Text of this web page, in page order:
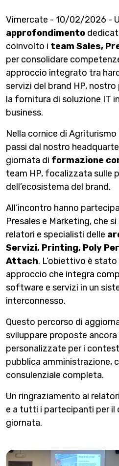
Vimercate - 10/02/2026 -
approfondimento
coinvolto i team Sales,
per consolidare
approccio integrato tra
servizi del brand HP,
la fornitura di soluzione IT
business.
Nella cornice di Agriturismo
passi dal nostro
giornata di formazione
team HP, focalizzata sulle
dell’ecosistema del brand.
All’incontro hanno
Presales e Marketing, che
relatori e specialisti delle
Servizi, Printing, Poly
Attach. L’obiettivo è
approccio che integra
software e servizi in un
interconnesso.
Questo percorso di
sviluppare proposte
personalizzate per i
pubblica amministrazione,
consulenziale completa.
Un ringraziamento ai
e a tutti i partecipanti per
giornata.